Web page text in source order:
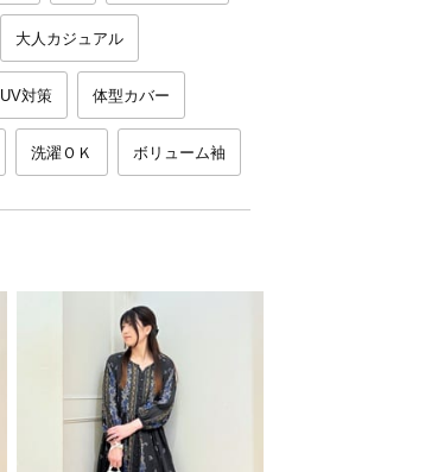
大人カジュアル
UV対策 体型カバー
洗濯ＯＫ ボリューム袖